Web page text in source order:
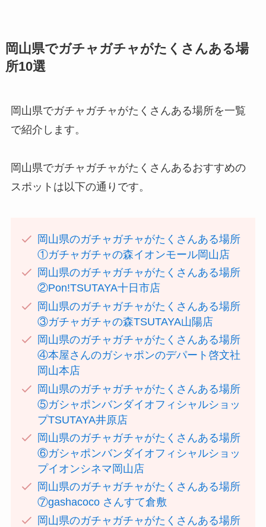
岡山県でガチャガチャがたくさんある場
所10選
岡山県でガチャガチャがたくさんある場所を一覧
で紹介します。
岡山県でガチャガチャがたくさんあるおすすめの
スポットは以下の通りです。
岡山県のガチャガチャがたくさんある場所
①ガチャガチャの森イオンモール岡山店
岡山県のガチャガチャがたくさんある場所
②Pon!TSUTAYA十日市店
岡山県のガチャガチャがたくさんある場所
③ガチャガチャの森TSUTAYA山陽店
岡山県のガチャガチャがたくさんある場所
④本屋さんのガシャポンのデパート啓文社
岡山本店
岡山県のガチャガチャがたくさんある場所
⑤ガシャポンバンダイオフィシャルショッ
プTSUTAYA井原店
岡山県のガチャガチャがたくさんある場所
⑥ガシャポンバンダイオフィシャルショッ
プイオンシネマ岡山店
岡山県のガチャガチャがたくさんある場所
⑦gashacoco さんすて倉敷
岡山県のガチャガチャがたくさんある場所